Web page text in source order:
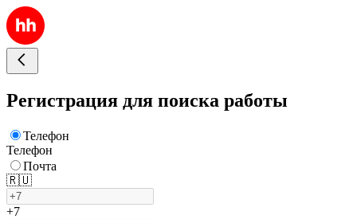
Регистрация для поиска работы
Телефон
Телефон
Почта
🇷🇺
+7